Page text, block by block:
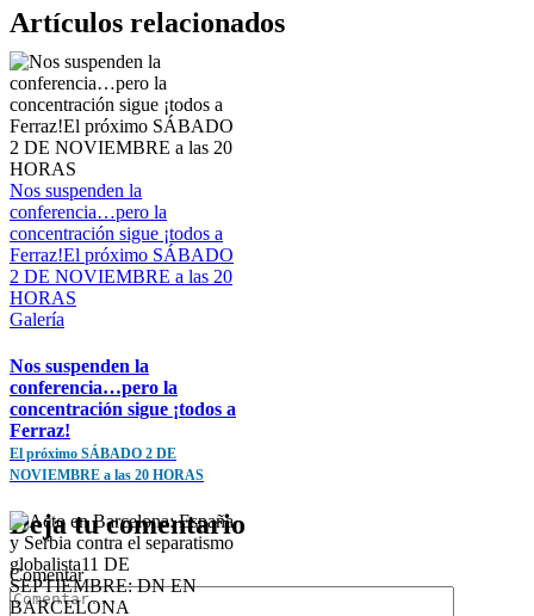
Artículos relacionados
Nos suspenden la
conferencia…pero la
concentración sigue ¡todos a
Ferraz!El próximo SÁBADO
2 DE NOVIEMBRE a las 20
HORAS
Galería
Nos suspenden la
conferencia…pero la
concentración sigue ¡todos a
Ferraz!
El próximo SÁBADO 2 DE
NOVIEMBRE a las 20 HORAS
Deja tu comentario
Comentar